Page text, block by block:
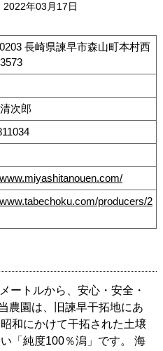
2022年03月17日
長崎県諫早市森山町本村西
次郎
producers/2
ートルから、安心・安全・
農園は、旧諫早干拓地にあ
和にかけて干拓された土壌
「純度100％潟」です。 海